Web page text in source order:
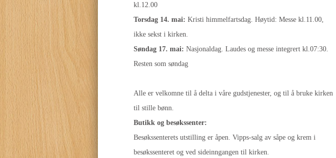
kl.12.00
Torsdag 14. mai: Kristi himmelfartsdag. Høytid: Messe kl.11.00,
ikke sekst i kirken.
Søndag 17. mai: Nasjonaldag. Laudes og messe integrert kl.07:30.
Resten som søndag
Alle er velkomne til å delta i våre gudstjenester, og til å bruke kirken
til stille bønn.
Butikk og besøkssenter:
Besøkssenterets utstilling er åpen. Vipps-salg av såpe og krem i
besøkssenteret og ved sideinngangen til kirken.